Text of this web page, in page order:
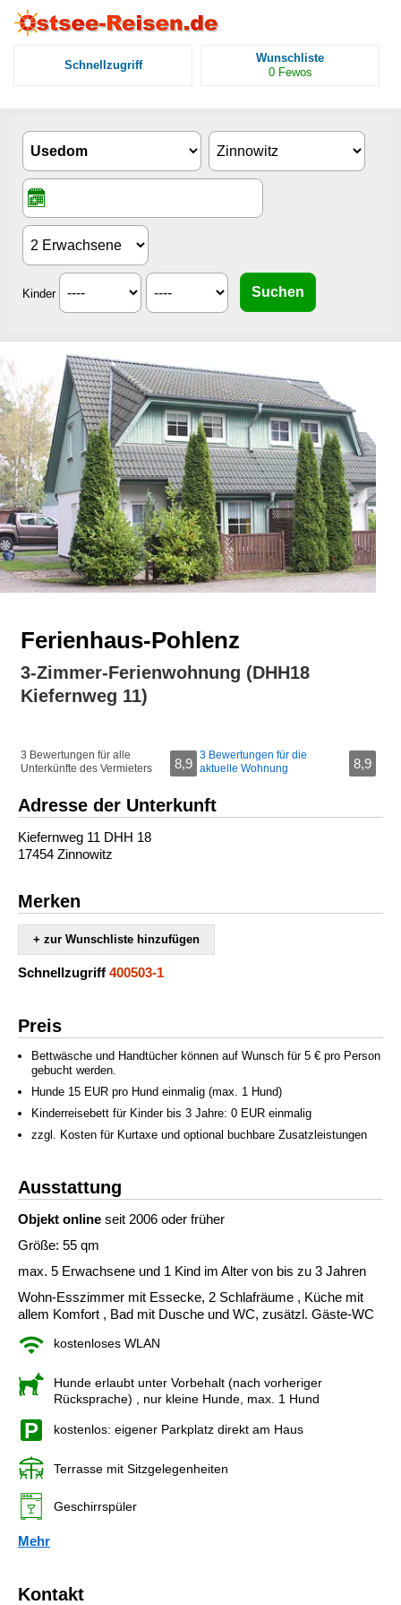
Schnellzugriff
Wunschliste
0 Fewos
Kinder
Ferienhaus-Pohlenz
3-Zimmer-Ferienwohnung (DHH18
Kiefernweg 11)
3 Bewertungen für alle
Unterkünfte des Vermieters
8,9
3 Bewertungen für die
aktuelle Wohnung
8,9
Adresse der Unterkunft
Kiefernweg 11 DHH 18
17454 Zinnowitz
Merken
+ zur Wunschliste hinzufügen
Schnellzugriff 400503-1
Preis
Bettwäsche und Handtücher können auf Wunsch für 5 € pro Person
gebucht werden.
Hunde 15 EUR pro Hund einmalig (max. 1 Hund)
Kinderreisebett für Kinder bis 3 Jahre: 0 EUR einmalig
zzgl. Kosten für Kurtaxe und optional buchbare Zusatzleistungen
Ausstattung
Objekt online seit 2006 oder früher
Größe: 55 qm
max. 5 Erwachsene und 1 Kind im Alter von bis zu 3 Jahren
Wohn-Esszimmer mit Essecke, 2 Schlafräume , Küche mit
allem Komfort , Bad mit Dusche und WC, zusätzl. Gäste-WC
kostenloses WLAN
Hunde erlaubt unter Vorbehalt (nach vorheriger
Rücksprache) , nur kleine Hunde, max. 1 Hund
kostenlos: eigener Parkplatz direkt am Haus
Terrasse mit Sitzgelegenheiten
Geschirrspüler
Mehr
Kontakt